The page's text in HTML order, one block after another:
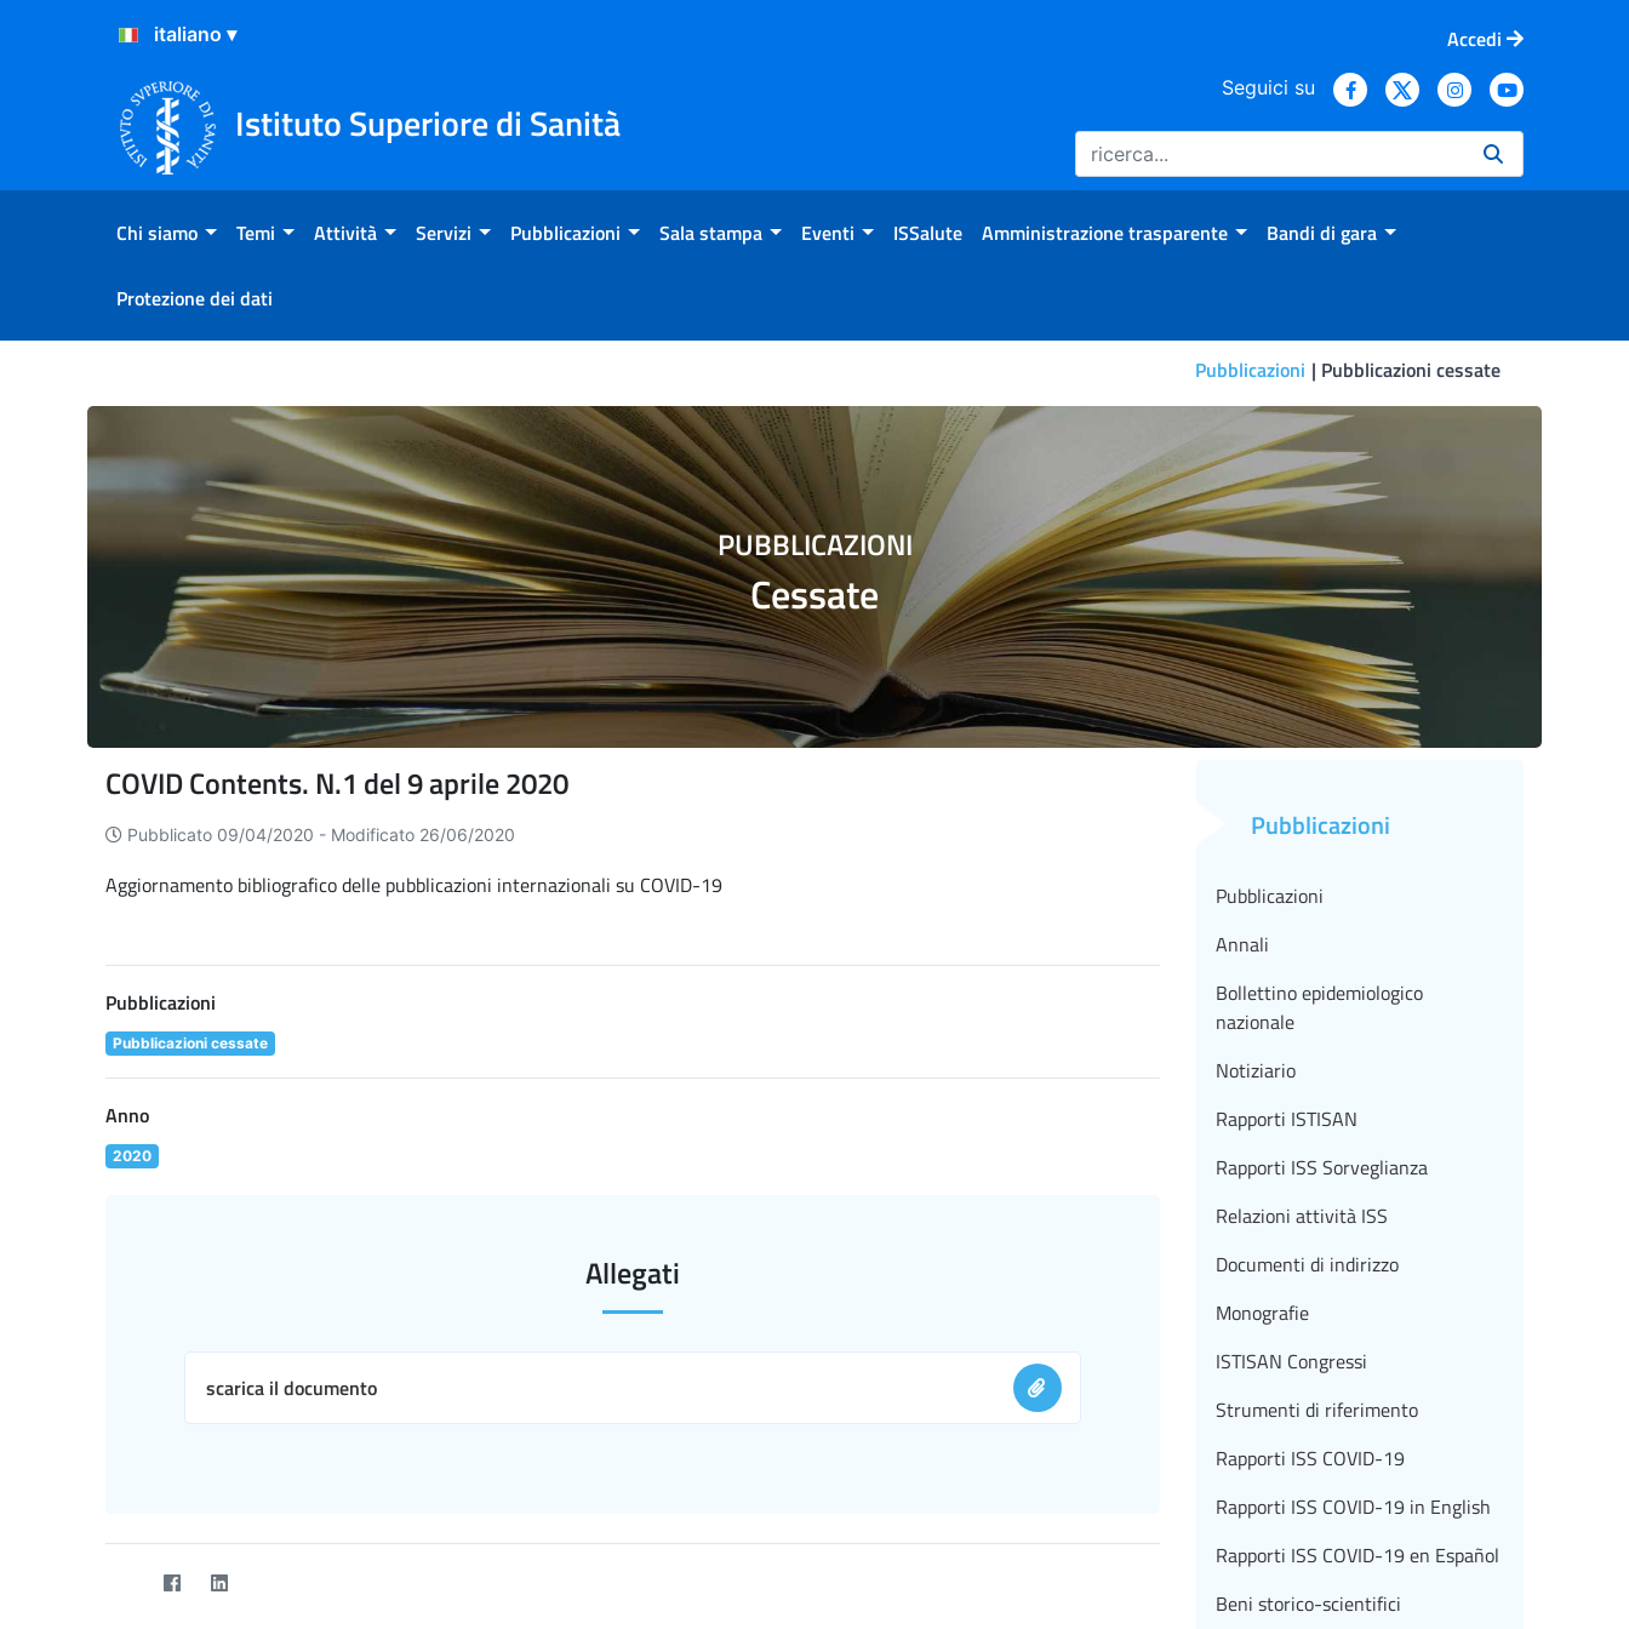
Salta al Contenuto
Salta al Footer
Accedi
Istituto Superiore di Sanità
Seguici su
Chi siamo Temi Attività Servizi Pubblicazioni Sala stampa Eventi ISSalute Amministrazione trasparente Bandi di gara
Protezione dei dati
Pubblicazioni Pubblicazioni cessate
COVID Contents. N.1 del 9 aprile 2020
PUBBLICAZIONI
Cessate
COVID Contents. N.1 del 9 aprile 2020
Pubblicato 09/04/2020 - Modificato 26/06/2020
Aggiornamento bibliografico delle pubblicazioni internazionali su COVID-19
Pubblicazioni
Pubblicazioni cessate
Anno
2020
Allegati
scarica il documento
Pubblicazioni
Pubblicazioni
Annali
Bollettino epidemiologico
nazionale
Notiziario
Rapporti ISTISAN
Rapporti ISS Sorveglianza
Relazioni attività ISS
Documenti di indirizzo
Monografie
ISTISAN Congressi
Strumenti di riferimento
Rapporti ISS COVID-19
Rapporti ISS COVID-19 in English
Rapporti ISS COVID-19 en Español
Beni storico-scientifici